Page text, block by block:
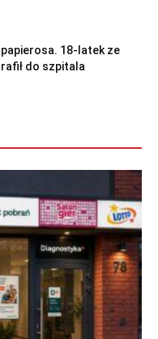
papierosa. 18-latek ze
do szpitala